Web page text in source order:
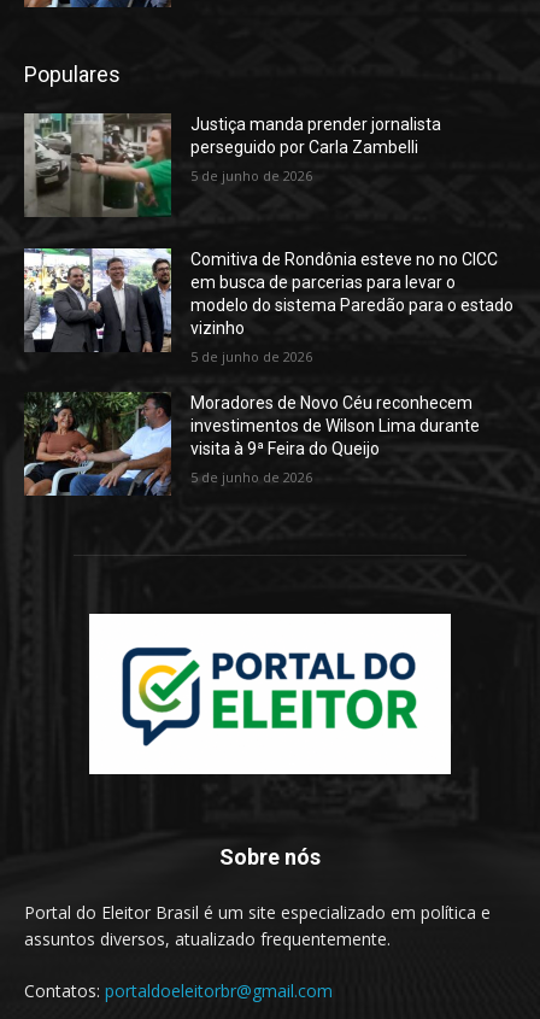
Populares
Justiça manda prender jornalista
perseguido por Carla Zambelli
5 de junho de 2026
Comitiva de Rondônia esteve no no CICC
em busca de parcerias para levar o
modelo do sistema Paredão para o estado
vizinho
5 de junho de 2026
Moradores de Novo Céu reconhecem
investimentos de Wilson Lima durante
visita à 9ª Feira do Queijo
5 de junho de 2026
Sobre nós
Portal do Eleitor Brasil é um site especializado em política e
assuntos diversos, atualizado frequentemente.
Contatos: portaldoeleitorbr@gmail.com